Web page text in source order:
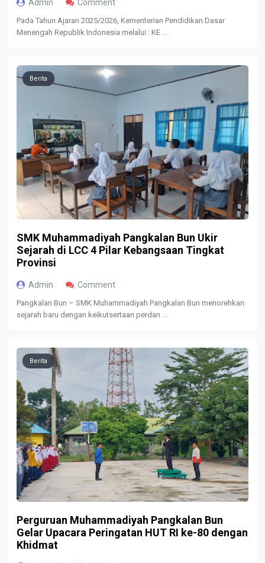
Admin Comment
Pada Tahun Ajaran 2025/2026, Kementerian Pendidikan Dasar
Menengah Republik Indonesia melalui : KE ...
Berita
SMK Muhammadiyah Pangkalan Bun Ukir
Sejarah di LCC 4 Pilar Kebangsaan Tingkat
Provinsi
Admin Comment
Pangkalan Bun – SMK Muhammadiyah Pangkalan Bun menorehkan
sejarah baru dengan keikutsertaan perdan ...
Berita
Perguruan Muhammadiyah Pangkalan Bun
Gelar Upacara Peringatan HUT RI ke-80 dengan
Khidmat